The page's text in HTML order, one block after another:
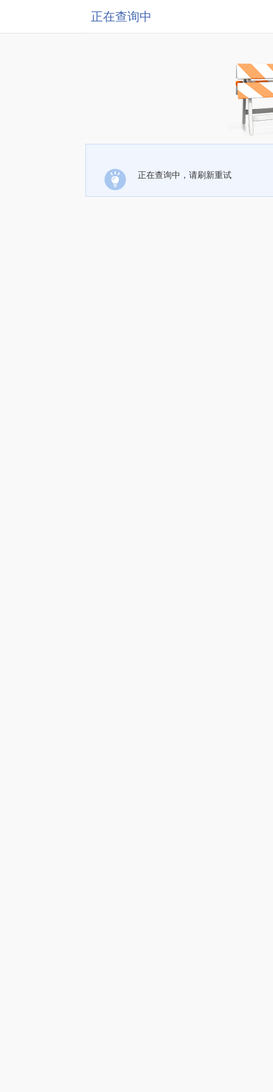
正在查询中
正在查询中，请刷新重试